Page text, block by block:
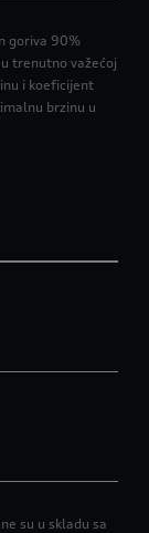
goriva 90%
trenutno važećoj
i koeficijent
brzinu u
su u skladu sa